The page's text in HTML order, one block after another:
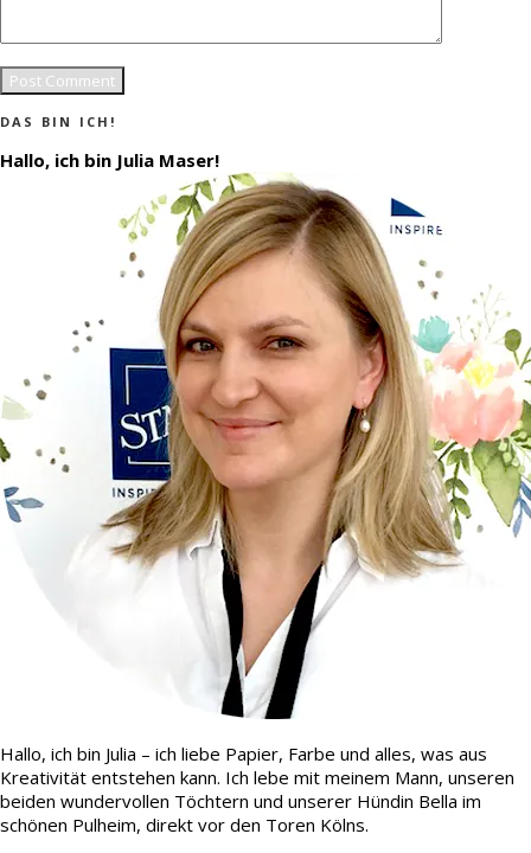
DAS BIN ICH!
Hallo, ich bin Julia Maser!
Hallo, ich bin Julia – ich liebe Papier, Farbe und alles, was aus
Kreativität entstehen kann. Ich lebe mit meinem Mann, unseren
beiden wundervollen Töchtern und unserer Hündin Bella im
schönen Pulheim, direkt vor den Toren Kölns.